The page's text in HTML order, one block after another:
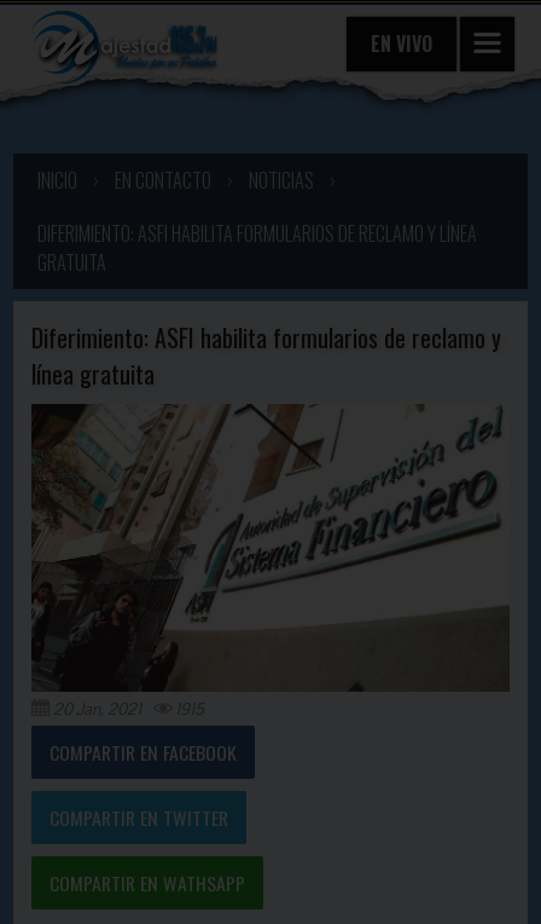
EN VIVO
INICIO EN CONTACTO NOTICIAS
DIFERIMIENTO: ASFI HABILITA FORMULARIOS DE RECLAMO Y LÍNEA
GRATUITA
Diferimiento: ASFI habilita formularios de reclamo y
línea gratuita
20 Jan, 2021 1915
COMPARTIR EN FACEBOOK
COMPARTIR EN TWITTER
COMPARTIR EN WATHSAPP